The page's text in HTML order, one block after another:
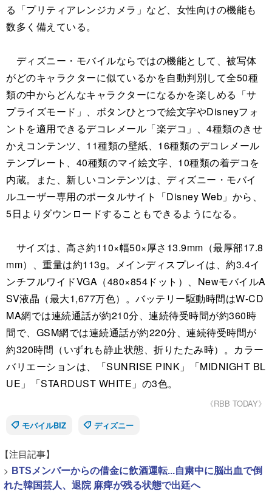
る「プリティアレンジカメラ」など、女性向けの機能も
数多く備えている。
ディズニー・モバイルならではの機能として、被写体
がどのキャラクターに似ているかを自動判別して全50種
類の中からどんなキャラクターになるかを楽しめる「サ
プライズモード」、ボタンひとつで絵文字やDisneyフォ
ントを適用できるデコレメール「楽デコ」、4種類のきせ
かえコンテンツ、11種類の壁紙、16種類のデコレメール
テンプレート、40種類のマイ絵文字、10種類の着デコを
内蔵。また、新しいコンテンツは、ディズニー・モバイ
ルユーザー専用のポータルサイト「Disney Web」から、
5日よりダウンロードすることもできるようになる。
サイズは、高さ約110×幅50×厚さ13.9mm（最厚部17.8
mm）、重量は約113g。メインディスプレイは、約3.4イ
ンチフルワイドVGA（480×854ドット）、NewモバイルA
SV液晶（最大1,677万色）。バッテリー駆動時間はW-CD
MA網では連続通話が約210分、連続待受時間が約360時
間で、GSM網では連続通話が約220分、連続待受時間が
約320時間（いずれも静止状態、折りたたみ時）。カラー
バリエーションは、「SUNRISE PINK」「MIDNIGHT BL
UE」「STARDUST WHITE」の3色。
《RBB TODAY》
モバイルBIZ
ディズニー
【注目記事】
> BTSメンバーからの借金に飲酒運転...自粛中に脳出血で倒
れた韓国芸人、退院 麻痺が残る状態で出廷へ